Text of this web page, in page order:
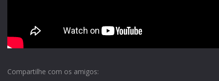
Compartilhe com os amigos: